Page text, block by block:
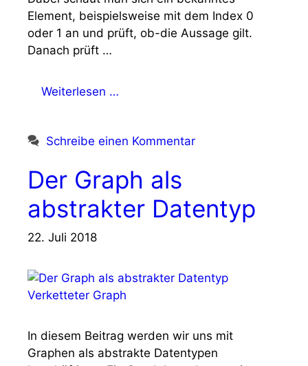
Element, beispielsweise mit dem Index 0
oder 1 an und prüft, ob-die Aussage gilt.
Danach prüft …
Weiterlesen …
Schreibe einen Kommentar
Der Graph als
abstrakter Datentyp
22. Juli 2018
In diesem Beitrag werden wir uns mit
Graphen als abstrakte Datentypen